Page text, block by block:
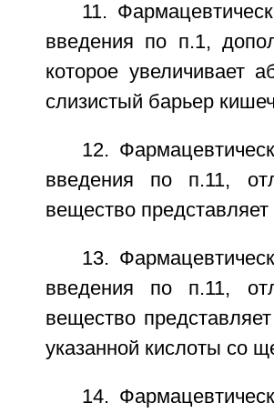
11.
введения по п.1,
которое увеличивает
слизистый барьер
12.
введения по п.11,
вещество
13.
введения по п.11,
вещество
указанной кислоты со
14.